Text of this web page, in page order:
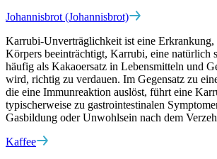
Johannisbrot (Johannisbrot)
Karrubi-Unverträglichkeit ist eine Erkrankung,
Körpers beeinträchtigt, Karrubi, eine natürlich
häufig als Kakaoersatz in Lebensmitteln und
wird, richtig zu verdauen. Im Gegensatz zu
die eine Immunreaktion auslöst, führt eine
typischerweise zu gastrointestinalen
Gasbildung oder Unwohlsein nach dem
Kaffee